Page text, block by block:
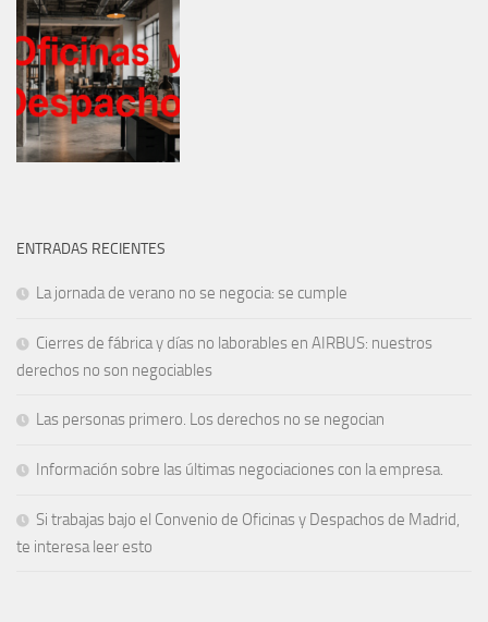
ENTRADAS RECIENTES
La jornada de verano no se negocia: se cumple
Cierres de fábrica y días no laborables en AIRBUS: nuestros
derechos no son negociables
Las personas primero. Los derechos no se negocian
Información sobre las últimas negociaciones con la empresa.
Si trabajas bajo el Convenio de Oficinas y Despachos de Madrid,
te interesa leer esto